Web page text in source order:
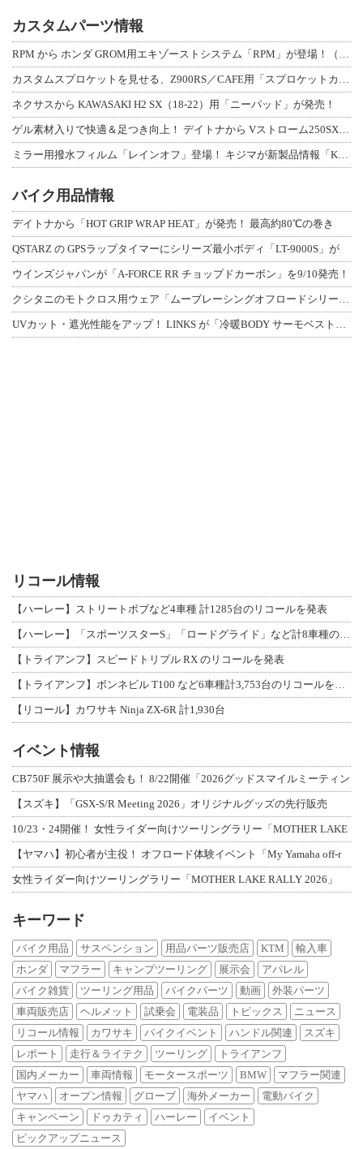
カスタムパーツ情報
ネクサスから KAWASAKI H2 SX（18-22）用「ニーパッド」が発売！
バイク用品情報
デイトナから「HOT GRIP WRAP HEAT」が発売！ 最高約80℃の巻き
QSTARZ の GPSラップタイマーにシリーズ最小ボディ「LT-9000S」が
ウインズジャパンが「A-FORCE RR チョップドカーボン」を9/10発売！
リコール情報
【ハーレー】ストリートボブなど4車種 計1285台のリコールを発表
【トライアンフ】スピードトリプル RX のリコールを発表
【リコール】カワサキ Ninja ZX-6R 計1,930台
イベント情報
CB750F 展示や大抽選会も！ 8/22開催「2026グッドスマイルミーティン
【スズキ】「GSX-S/R Meeting 2026」オリジナルグッズの先行販売
10/23・24開催！ 女性ライダー向けツーリングラリー「MOTHER LAKE
【ヤマハ】初心者が主役！ オフロード体験イベント「My Yamaha off-r
女性ライダー向けツーリングラリー「MOTHER LAKE RALLY 2026」
キーワード
バイク用品 サスペンション 用品パーツ販売店 KTM
輸入車
ホンダ
マフラー キャンプツーリング 展示会
アパレル
バイク雑貨
ツーリング用品 バイクパーツ 動画
外装パーツ
車両販売店
ヘルメット 試乗会 電装品 トピックス
ニュース
リコール情報
カワサキ バイクイベント ハンドル関連
スズキ
レポート
走行＆ライテク ツーリング
トライアンフ
国内メーカー
車両情報 モータースポーツ BMW
マフラー関連
ヤマハ
オープン情報 グローブ 海外メーカー
電動バイク
キャンペーン
ドゥカティ ハーレー
イベント
ピックアップニュース